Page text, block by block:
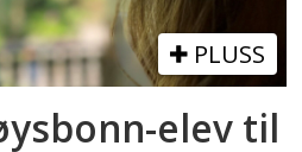
PLUSS
elev til